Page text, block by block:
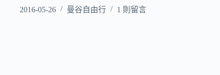
2016-05-26 曼谷自由行 1 則留言